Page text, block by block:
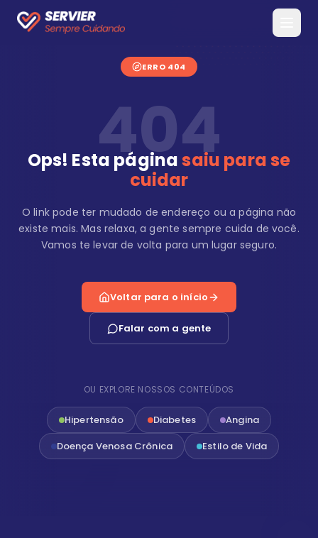
ERRO 404
404
Ops! Esta páginasaiu para se
cuidar
O link pode ter mudado de endereço ou a página não
existe mais. Mas relaxa, a gente sempre cuida de você.
Vamos te levar de volta para um lugar seguro.
Voltar para o início
Falar com a gente
OU EXPLORE NOSSOS CONTEÚDOS
Hipertensão Diabetes
Angina
Doença Venosa Crônica
Estilo de Vida